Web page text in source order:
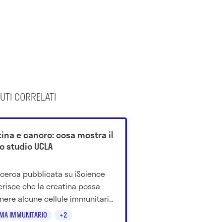
CORRELATI
IMMUNITARIO +2
e cancro: cosa mostra il
studio UCLA
pubblicata su iScience
che la creatina possa
alcune cellule immunitarie
nella risposta contro i